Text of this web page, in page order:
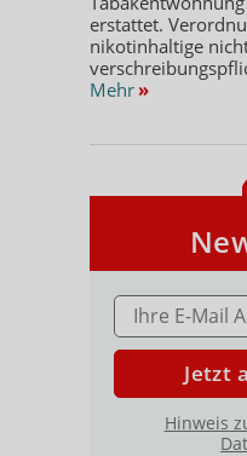
erstattet.
nikotinhaltige
Mehr »
E-MAIL ADRESSE
Jetzt
Hinweis